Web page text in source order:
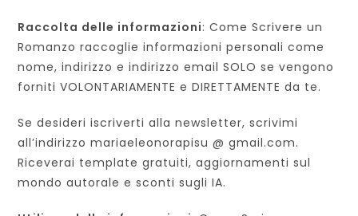
Raccolta delle informazioni: Come Scrivere un
Romanzo raccoglie informazioni personali come
nome, indirizzo e indirizzo email SOLO se vengono
forniti VOLONTARIAMENTE e DIRETTAMENTE da te.
Se desideri iscriverti alla newsletter, scrivimi
all’indirizzo mariaeleonorapisu @ gmail.com.
Riceverai template gratuiti, aggiornamenti sul
mondo autorale e sconti sugli IA.